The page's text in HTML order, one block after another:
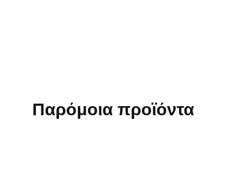
Παρόμοια προϊόντα